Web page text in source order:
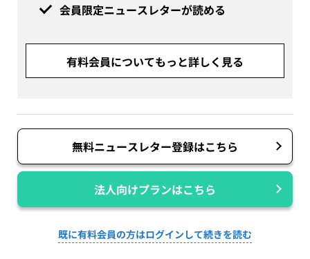
会員限定ニュースレターが読める
有料会員についてもっと詳しく見る
無料ニュースレター登録はこちら
法人向けプランはこちら
既に有料会員の方はログインして続きを読む